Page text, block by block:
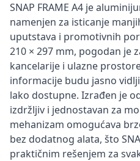
SNAP FRAME A4 je
namenjen za isticanje
uputstava i promotivnih
210 × 297 mm, pogodan je
kancelarije i ulazne
informacije budu jasno
lako dostupne. Izrađen je
izdržljiv i jednostavan za
mehanizam omogućava
bez dodatnog alata, što
praktičnim rešenjem za